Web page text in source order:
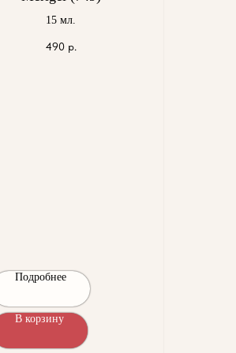
15 мл.
490 р.
Подробнее
В корзину